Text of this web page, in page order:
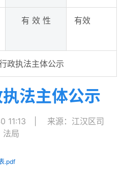
有 效 性 有效
政执法主体公示
法主体公示
11:13
来源：江汉区司
法局
.pdf